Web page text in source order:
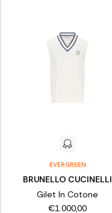
EVERGREEN
BRUNELLO CUCINELLI
Gilet In Cotone
€1.000,00